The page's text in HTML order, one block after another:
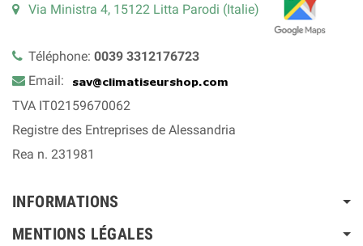
Via Ministra 4, 15122 Litta Parodi (Italie)
Téléphone: 0039 3312176723
Email:
TVA IT02159670062
Registre des Entreprises de Alessandria
Rea n. 231981
INFORMATIONS
MENTIONS LÉGALES